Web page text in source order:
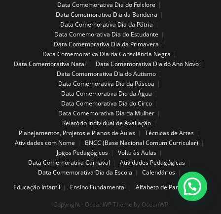
Data Comemorativa Dia do Folclore
Data Comemorativa Dia da Bandeira
Data Comemorativa Dia da Pátria
Data Comemorativa Dia do Estudante
Data Comemorativa Dia da Primavera
Data Comemorativa Dia da Consciência Negra
Data Comemorativa Natal
Data Comemorativa Dia do Ano Novo
Data Comemorativa Dia do Autismo
Data Comemorativa Dia da Páscoa
Data Comemorativa Dia da Água
Data Comemorativa Dia do Circo
Data Comemorativa Dia da Mulher
Relatório Individual de Avaliação
Planejamentos, Projetos e Planos de Aulas
Técnicas de Artes
Atividades com Nome
BNCC (Base Nacional Comum Curricular)
Jogos Pedagógicos
Volta às Aulas
Data Comemorativa Carnaval
Atividades Pedagógicas
Data Comemorativa Dia da Escola
Calendários
Educação Infantil
Ensino Fundamental Alfabeto de Parede
Copyright - OceanWP Theme by OceanWP